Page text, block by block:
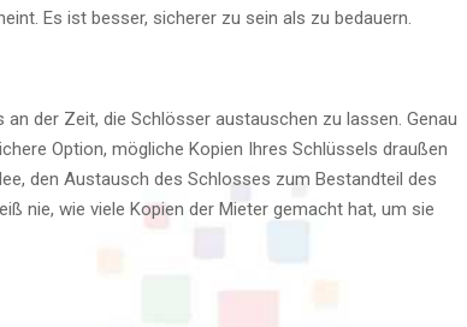
Es ist besser, sicherer zu sein als zu bedauern.
der Zeit, die Schlösser austauschen zu lassen. Genau
Option, mögliche Kopien Ihres Schlüssels draußen
den Austausch des Schlosses zum Bestandteil des
nie, wie viele Kopien der Mieter gemacht hat, um sie